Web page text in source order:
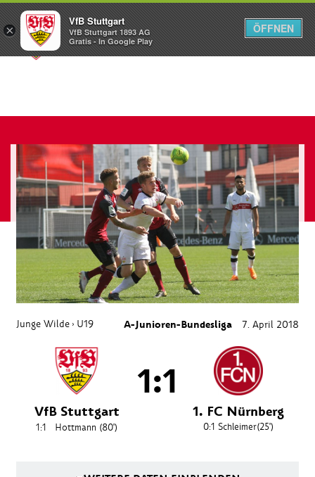
Menü
Junge Wilde › U19 A-Junioren-Bundesliga 7. April 2018
VfB Stuttgart
1:1 Hottmann (80')
1:1
1. FC Nürnberg
0:1 Schleimer(25')
×
VfB Stuttgart
VfB Stuttgart 1893 AG
Gratis - In Google Play
ÖFFNEN